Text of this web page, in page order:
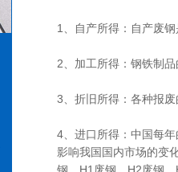
1、自产所得：自产废
2、加工所得：钢铁制品
3、折旧所得：各种报废
4、进口所得：中国每
影响我国国内市场的变